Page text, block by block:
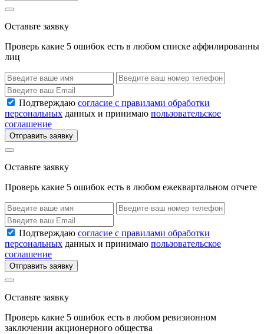
Оставьте заявку
Проверь какие 5 ошибок есть в любом списке аффилированны
лиц
Подтверждаю согласие с правилами обработки
персональных данных и принимаю пользовательское
соглашение
Отправить заявку
Оставьте заявку
Проверь какие 5 ошибок есть в любом ежеквартальном отчете
Подтверждаю согласие с правилами обработки
персональных данных и принимаю пользовательское
соглашение
Отправить заявку
Оставьте заявку
Проверь какие 5 ошибок есть в любом ревизионном
заключении акционерного общества